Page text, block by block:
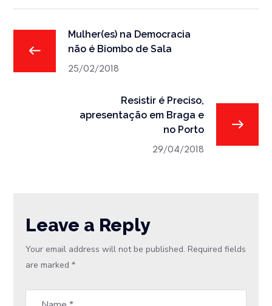
Mulher(es) na Democracia
não é Biombo de Sala
25/02/2018
Resistir é Preciso,
apresentação em Braga e
no Porto
29/04/2018
Leave a Reply
Your email address will not be published. Required fields
are marked*